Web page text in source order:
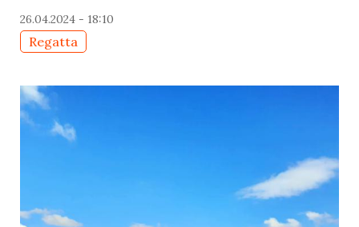
26.04.2024 - 18:10
Regatta